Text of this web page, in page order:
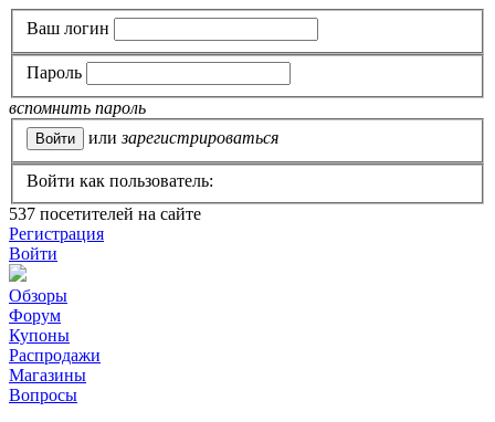
Ваш логин
Пароль
вспомнить пароль
или зарегистрироваться
Войти как пользователь:
537 посетителей на сайте
Регистрация
Войти
Обзоры
Форум
Купоны
Распродажи
Магазины
Вопросы